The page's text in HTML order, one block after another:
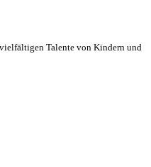
Talente von Kindern und